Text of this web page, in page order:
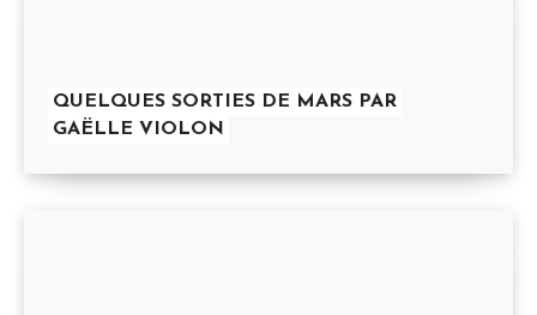
QUELQUES SORTIES DE MARS PAR
GAËLLE VIOLON